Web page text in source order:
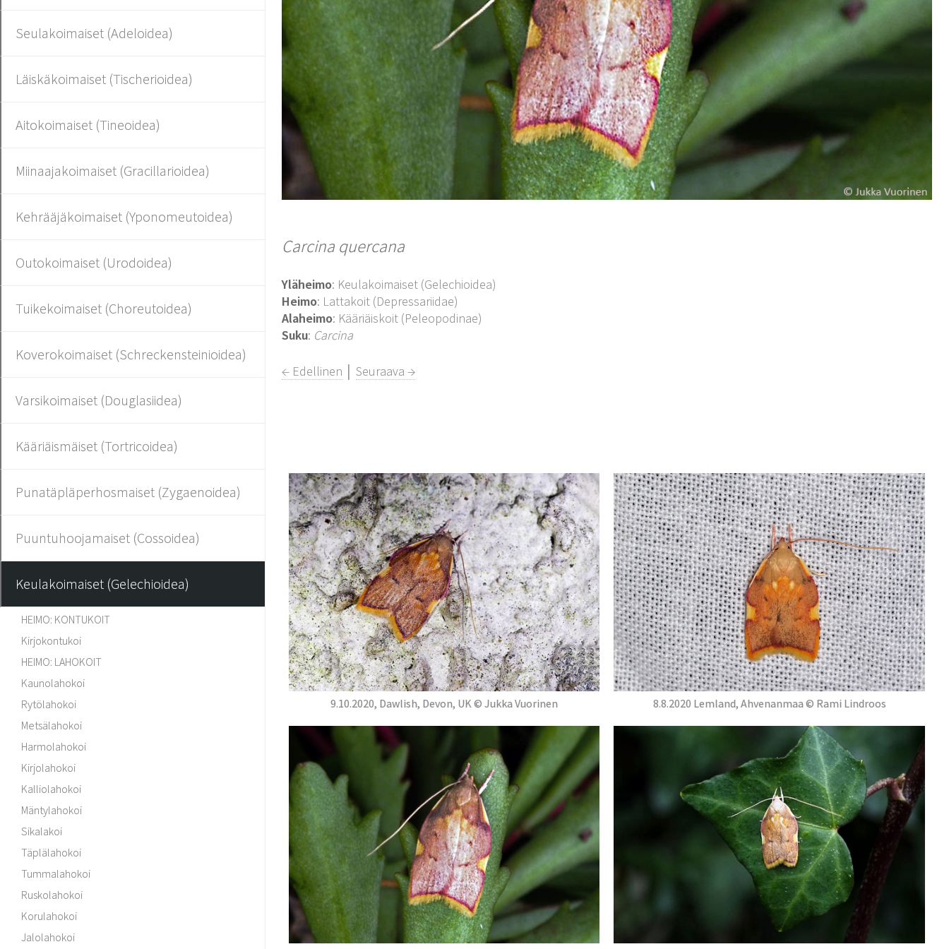
Seulakoimaiset (Adeloidea)
Läiskäkoimaiset (Tischerioidea)
Aitokoimaiset (Tineoidea)
Miinaajakoimaiset (Gracillarioidea)
Kehrääjäkoimaiset (Yponomeutoidea)
Outokoimaiset (Urodoidea)
Tuikekoimaiset (Choreutoidea)
Koverokoimaiset (Schreckensteinioidea)
Varsikoimaiset (Douglasiidea)
Kääriäismäiset (Tortricoidea)
Punatäpläperhosmaiset (Zygaenoidea)
Puuntuhoojamaiset (Cossoidea)
Keulakoimaiset (Gelechioidea)
HEIMO: KONTUKOIT
Kirjokontukoi
HEIMO: LAHOKOIT
Kaunolahokoi
Rytölahokoi
Metsälahokoi
Harmolahokoi
Kirjolahokoi
Kalliolahokoi
Mäntylahokoi
Sikalakoi
Täplälahokoi
Tummalahokoi
Ruskolahokoi
Korulahokoi
Jalolahokoi
Carcina quercana
Yläheimo: Keulakoimaiset (Gelechioidea)
Heimo: Lattakoit (Depressariidae)
Alaheimo: Kääriäiskoit (Peleopodinae)
Suku: Carcina
← Edellinen │Seuraava →
9.10.2020, Dawlish, Devon, UK © Jukka Vuorinen 8.8.2020 Lemland, Ahvenanmaa © Rami Lindroos